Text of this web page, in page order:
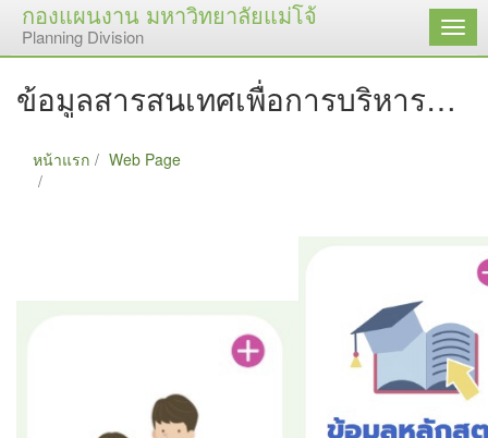
กองแผนงาน มหาวิทยาลัยแม่โจ้
Planning Division เมนู
ข้อมูลสารสนเทศเพื่อการบริหารจัดการมหาวิทยาลัย
หน้าแรก
Web Page